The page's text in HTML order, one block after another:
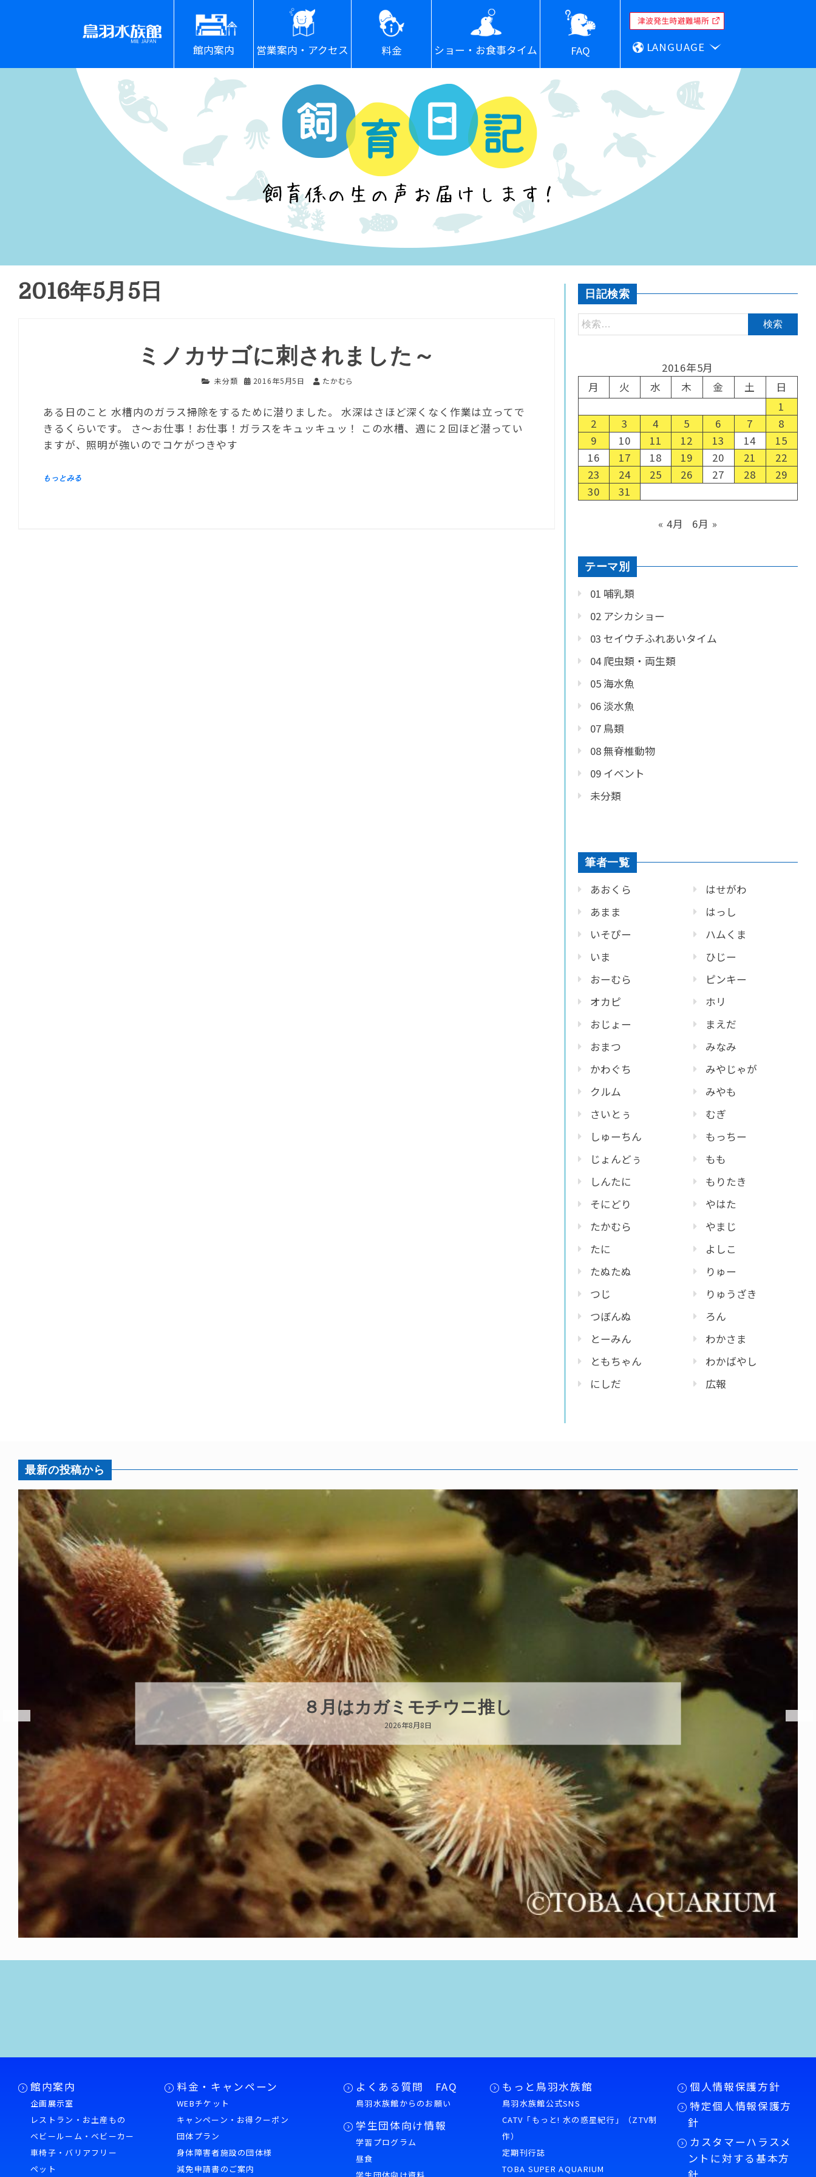
館内案内 営業案内・アクセス 料金 ショー・お食事タイム FAQ LANGUAGE
2016年5月5日
ミノカサゴに刺されました～
未分類 2016年5月5日 たかむら
ある日のこと 水槽内のガラス掃除をするために潜りました。 水深はさほど深くなく作業は立ってで
きるくらいです。 さ～お仕事！お仕事！ガラスをキュッキュッ！ この水槽、週に２回ほど潜ってい
ますが、照明が強いのでコケがつきやす
日記検索
2016年5月
月
火 水 木 金 土
日
1
2
3 4 5 6 7
8
9
10 11 12 13 14
15
16
17 18 19 20 21
22
23
24 25 26 27 28
29
30
31
« 4月 6月 »
テーマ別
01 哺乳類
02 アシカショー
03 セイウチふれあいタイム
04 爬虫類・両生類
05 海水魚
06 淡水魚
07 鳥類
08 無脊椎動物
09 イベント
未分類
筆者一覧
あおくら
あまま
いそぴー
いま
おーむら
オカピ
おじょー
おまつ
かわぐち
クルム
さいとぅ
しゅーちん
じょんどぅ
しんたに
そにどり
たかむら
たに
たぬたぬ
つじ
つぼんぬ
とーみん
ともちゃん
にしだ
はせがわ
はっし
ハムくま
ひじー
ピンキー
ホリ
まえだ
みなみ
みやじゃが
みやも
むぎ
もっちー
もも
もりたき
やはた
やまじ
よしこ
りゅー
りゅうざき
ろん
わかさま
わかばやし
広報
最新の投稿から
新発売！いちこキーホルダー
2026年8月8日
館内案内
企画展示室
レストラン・お土産もの
ベビールーム・ベビーカー
車椅子・バリアフリー
ペット
料金・キャンペーン
WEBチケット
キャンペーン・お得クーポン
団体プラン
身体障害者施設の団体様
減免申請書のご案内
よくある質問 FAQ
鳥羽水族館からのお願い
学生団体向け情報
学習プログラム
昼食
もっと鳥羽水族館
鳥羽水族館公式SNS
CATV「もっと! 水の惑星紀行」（ZTV制
作）
定期刊行誌
TOBA SUPER AQUARIUM
個人情報保護方針
特定個人情報保護方
針
カスタマーハラスメ
ントに対する基本方